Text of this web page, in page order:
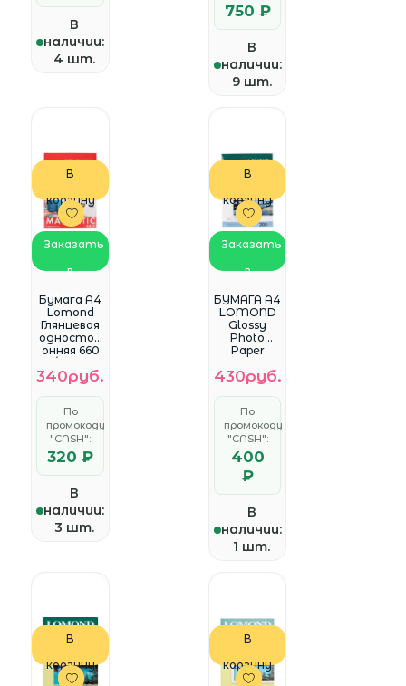
В
наличии:
4 шт.
750 ₽
В
наличии:
9 шт.
В
корзину
Заказать
в
WhatsApp
Бумага A4
Lomond
Глянцевая
одностор
онняя 660
(2020345)
{1/40} с
магнитны
м слоем
340руб.
По
промокоду
"CASH":
320 ₽
В
наличии:
3 шт.
В
корзину
Заказать
в
WhatsApp
БУМАГА A4
LOMOND
Glossy
Photo
Paper
1-х 200 гр/
(0102046)
430руб.
По
промокоду
"CASH":
400
₽
В
наличии:
1 шт.
В
корзину
В
корзину